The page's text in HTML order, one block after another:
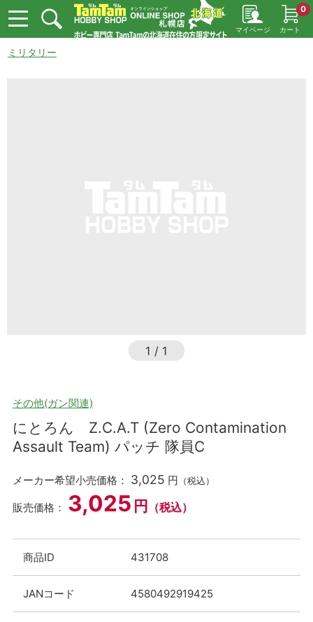
マイページ カート
0
ミリタリー
1 / 1
その他(ガン関連)
にとろん Z.C.A.T (Zero Contamination
Assault Team) パッチ 隊員C
メーカー希望小売価格： 3,025 円 （税込）
販売価格： 3,025 円 （税込）
商品ID 431708
JANコード 4580492919425